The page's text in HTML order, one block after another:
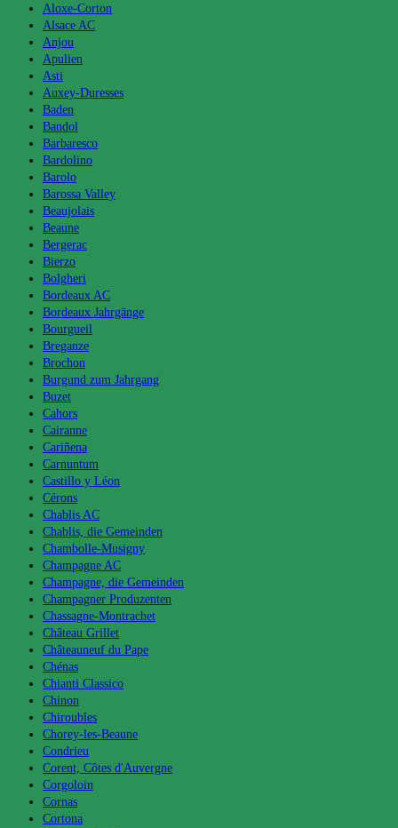
Aloxe-Corton
Alsace AC
Anjou
Apulien
Asti
Auxey-Duresses
Baden
Bandol
Barbaresco
Bardolino
Barolo
Barossa Valley
Beaujolais
Beaune
Bergerac
Bierzo
Bolgheri
Bordeaux AC
Bordeaux Jahrgänge
Bourgueil
Breganze
Brochon
Burgund zum Jahrgang
Buzet
Cahors
Cairanne
Cariñena
Carnuntum
Castillo y Léon
Cérons
Chablis AC
Chablis, die Gemeinden
Chambolle-Musigny
Champagne AC
Champagne, die Gemeinden
Champagner Produzenten
Chassagne-Montrachet
Château Grillet
Châteauneuf du Pape
Chénas
Chianti Classico
Chinon
Chiroubles
Chorey-les-Beaune
Condrieu
Corent, Côtes d'Auvergne
Corgoloin
Cornas
Cortona